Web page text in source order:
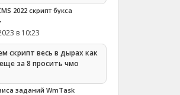
2022 скрипт букса
в 10:23
скрипт весь в дырах как
за 8 просить чмо
заданий WmTask